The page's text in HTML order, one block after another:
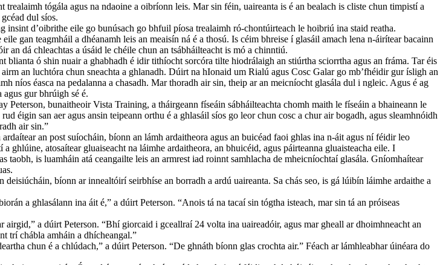
tógála agus na ndaoine a oibríonn leis. Mar sin féin, uaireanta is é an bealach is cliste chun timpistí a
dul síos.
insint d’oibrithe eile go bunúsach go bhfuil píosa trealaimh ró-chontúirteach le hoibriú ina staid reatha.
gan teagmháil a dhéanamh leis an meaisín ná é a thosú. Is céim bhreise í glasáil amach lena n-áirítear bacainn
dá chleachtas a úsáid le chéile chun an tsábháilteacht is mó a chinntiú.
ó shin nuair a ghabhadh é idir tithíocht sorcóra tilte hiodrálaigh an stiúrtha sciorrtha agus an fráma. Tar éis
an luchtóra chun sneachta a ghlanadh. Dúirt na hIonaid um Rialú agus Cosc Galar go mb’fhéidir gur ísligh an
níos éasca na pedalanna a chasadh. Mar thoradh air sin, theip ar an meicníocht glasála dul i ngleic. Agus é ag
gur bhrúigh sé é.
bunaitheoir Vista Training, a tháirgeann físeáin sábháilteachta chomh maith le físeáin a bhaineann le
éigin san aer agus ansin teipeann orthu é a ghlasáil síos go leor chun cosc ​​a chur air bogadh, agus sleamhnóidh
air sin.”
an post suíocháin, bíonn an lámh ardaitheora agus an buicéad faoi ghlas ina n-áit agus ní féidir leo
ghlúine, atosaítear gluaiseacht na láimhe ardaitheora, an bhuicéid, agus páirteanna gluaisteacha eile. I
is luamháin atá ceangailte leis an armrest iad roinnt samhlacha de mheicníochtaí glasála. Gníomhaítear
bíonn ar innealtóirí seirbhíse an borradh a ardú uaireanta. Sa chás seo, is gá lúibín láimhe ardaithe a
a ghlasálann ina áit é,” a dúirt Peterson. “Anois tá na tacaí sin tógtha isteach, mar sin tá an próiseas
a dúirt Peterson. “Bhí giorcaid i gceallraí 24 volta ina uaireadóir, agus mar gheall ar dhoimhneacht an
trí chábla amháin a dhícheangal.”
chun é a chlúdach,” a dúirt Peterson. “De ghnáth bíonn glas crochta air.” Féach ar lámhleabhar úinéara do